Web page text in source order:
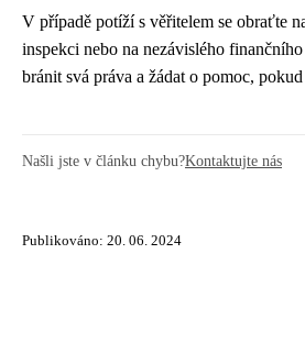
V případě potíží s věřitelem se obraťte
inspekci nebo na nezávislého
bránit svá práva a žádat o pomoc,
Našli jste v článku chybu?Kontaktujte nás
Publikováno: 20. 06. 2024